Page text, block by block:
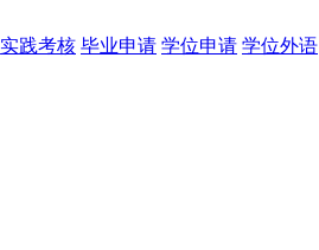
实践考核 毕业申请 学位申请 学位外语